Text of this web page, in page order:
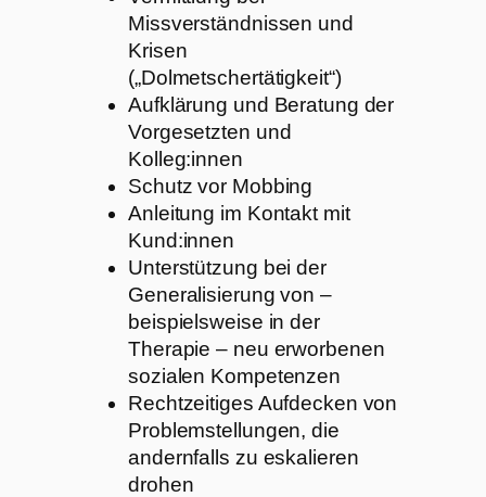
Missverständnissen und
Krisen
(„Dolmetschertätigkeit“)
Aufklärung und Beratung der
Vorgesetzten und
Kolleg:innen
Schutz vor Mobbing
Anleitung im Kontakt mit
Kund:innen
Unterstützung bei der
Generalisierung von –
beispielsweise in der
Therapie – neu erworbenen
sozialen Kompetenzen
Rechtzeitiges Aufdecken von
Problemstellungen, die
andernfalls zu eskalieren
drohen